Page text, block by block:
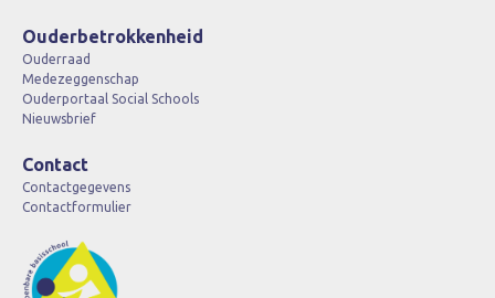
Ouderbetrokkenheid
Ouderraad
Medezeggenschap
Ouderportaal Social Schools
Nieuwsbrief
Contact
Contactgegevens
Contactformulier